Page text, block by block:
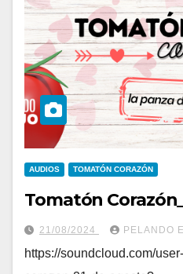
AUDIOS TOMATÓN CORAZÓN
Tomatón
21/08/2024 PELANDO
https://soundcloud.com/